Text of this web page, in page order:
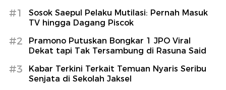
#1
Sosok Saepul Pelaku Mutilasi: Pernah Masuk
TV hingga Dagang Piscok
#2
Pramono Putuskan Bongkar 1 JPO Viral
Dekat tapi Tak Tersambung di Rasuna Said
#3
Kabar Terkini Terkait Temuan Nyaris Seribu
Senjata di Sekolah Jaksel